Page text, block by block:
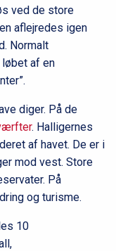
ved de store
aflejredes igen
Normalt
af en
diger. På de
. Halligernes
af havet. De er i
mod vest. Store
På
og turisme.
10